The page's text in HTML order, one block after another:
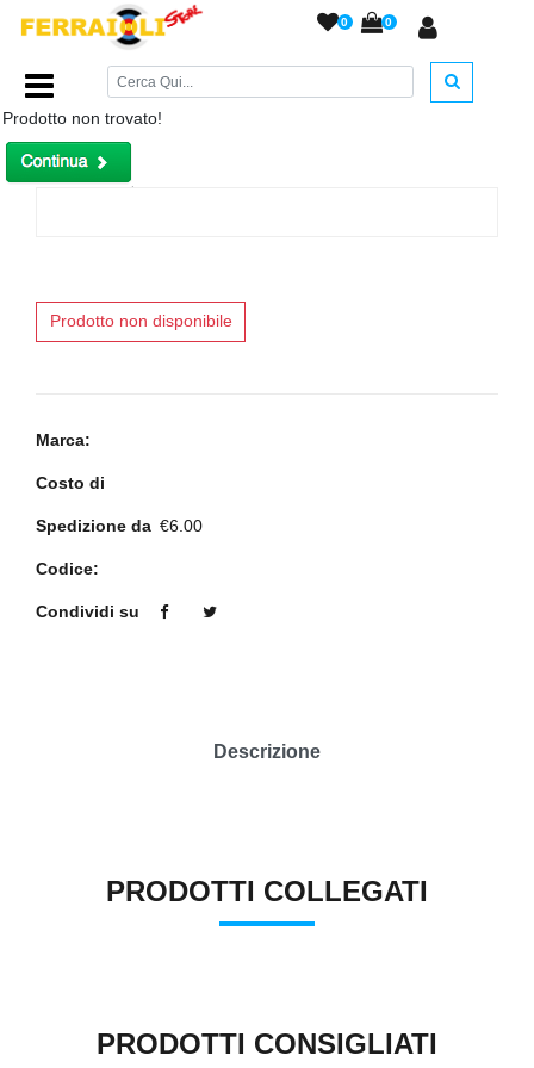
0 0
Home Page/Parabraccio plastica ventilato/
Prodotto non trovato!
Prodotto non disponibile
Marca:
Costo di
Spedizione da €6.00
Codice:
Condividi su
Descrizione
PRODOTTI COLLEGATI
PRODOTTI CONSIGLIATI